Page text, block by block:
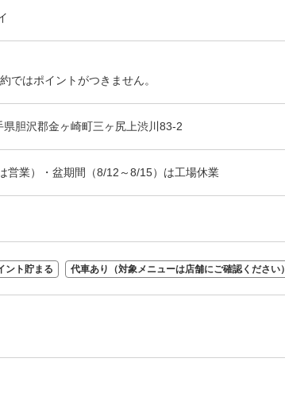
ではポイントがつきません。
胆沢郡金ヶ崎町三ヶ尻上渋川83-2
営業）・盆期間（8/12～8/15）は工場休業
ント貯まる 代車あり（対象メニューは店舗にご確認ください）